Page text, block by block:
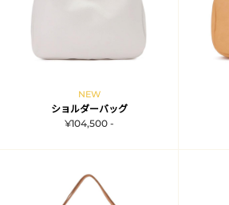
NEW
ショルダーバッグ
¥104,500 -